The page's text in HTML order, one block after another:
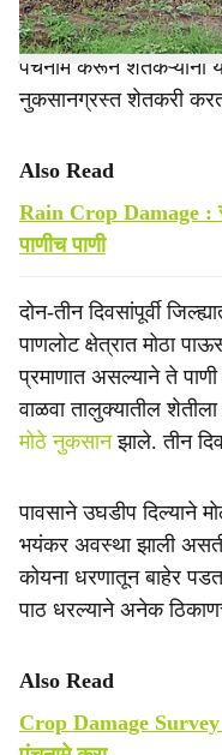
पिकांचेदेखील नुकसान
पंचनामे करून शेतकऱ्यांना
नुकसानग्रस्त शेतकरी
Also Read
Rain Crop Damage
पाणीच पाणी
दोन-तीन दिवसांपूर्वी
पाणलोट क्षेत्रात मोठा
प्रमाणात असल्याने ते
वाळवा तालुक्यातील
मोठे नुकसानझाले. तीन
पावसाने उघडीप दिल्याने
भयंकर अवस्था झाली
कोयना धरणातून बाहेर
पाठ धरल्याने अनेक
Also Read
Crop Damage Survey :